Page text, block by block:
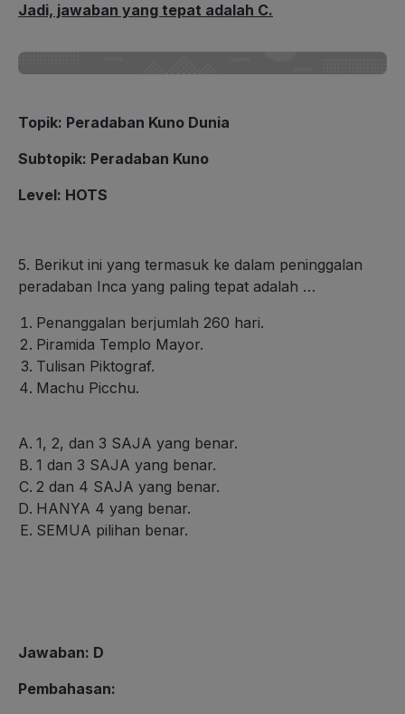
Jadi, jawaban yang tepat adalah C.
Topik: Peradaban Kuno Dunia
Subtopik: Peradaban Kuno
Level: HOTS
5. Berikut ini yang termasuk ke dalam peninggalan
peradaban Inca yang paling tepat adalah …
Penanggalan berjumlah 260 hari.
Piramida Templo Mayor.
Tulisan Piktograf.
Machu Picchu.
1, 2, dan 3 SAJA yang benar.
1 dan 3 SAJA yang benar.
2 dan 4 SAJA yang benar.
HANYA 4 yang benar.
SEMUA pilihan benar.
Jawaban: D
Pembahasan: